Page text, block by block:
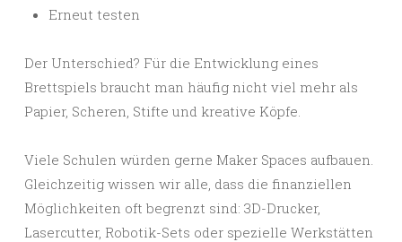
Erneut testen
Der Unterschied? Für die Entwicklung eines
Brettspiels braucht man häufig nicht viel mehr als
Papier, Scheren, Stifte und kreative Köpfe.
Viele Schulen würden gerne Maker Spaces aufbauen.
Gleichzeitig wissen wir alle, dass die finanziellen
Möglichkeiten oft begrenzt sind: 3D-Drucker,
Lasercutter, Robotik-Sets oder spezielle Werkstätten